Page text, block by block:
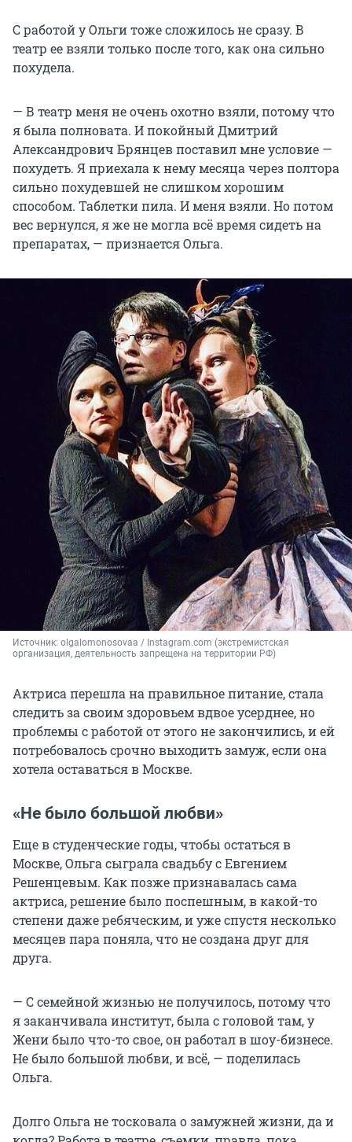
С работой у Ольги тоже сложилось не сразу. В
театр ее взяли только после того, как она сильно
похудела.
— В театр меня не очень охотно взяли, потому что
я была полновата. И покойный Дмитрий
Александрович Брянцев поставил мне условие —
похудеть. Я приехала к нему месяца через полтора
сильно похудевшей не слишком хорошим
способом. Таблетки пила. И меня взяли. Но потом
вес вернулся, я же не могла всё время сидеть на
препаратах, — признается Ольга.
Источник: olgalomonosovaa / Instagram.com (экстремистская
организация, деятельность запрещена на территории РФ)
Актриса перешла на правильное питание, стала
следить за своим здоровьем вдвое усерднее, но
проблемы с работой от этого не закончились, и ей
потребовалось срочно выходить замуж, если она
хотела оставаться в Москве.
«Не было большой любви»
Еще в студенческие годы, чтобы остаться в
Москве, Ольга сыграла свадьбу с Евгением
Решенцевым. Как позже признавалась сама
актриса, решение было поспешным, в какой-то
степени даже ребяческим, и уже спустя несколько
месяцев пара поняла, что не создана друг для
друга.
— С семейной жизнью не получилось, потому что
я заканчивала институт, была с головой там, у
Жени было что-то свое, он работал в шоу-бизнесе.
Не было большой любви, и всё, — поделилась
Ольга.
Долго Ольга не тосковала о замужней жизни, да и